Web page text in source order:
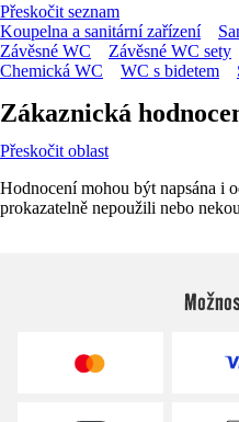
Přeskočit seznam
Koupelna a sanitární zařízení
Závěsné WC
Závěsné WC sety
Chemická WC
WC s bidetem
Zákaznická
Přeskočit oblast
Hodnocení mohou být napsána i
prokazatelně nepoužili nebo